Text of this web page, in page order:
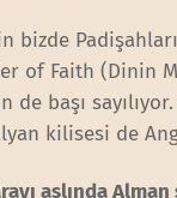
bizde
of Faith (Dinin
de başı
kilisesi de
aslında Alman